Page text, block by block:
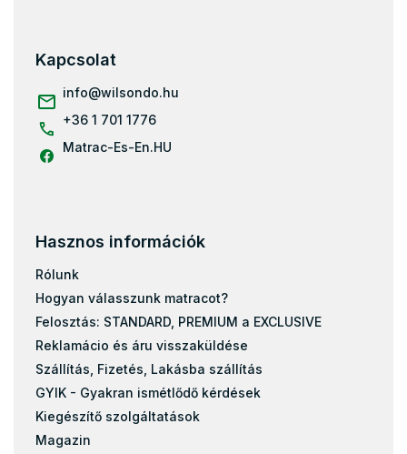
Kapcsolat
info@wilsondo.hu
+36 1 701 1776
Matrac-Es-En.HU
Hasznos információk
Rólunk
Hogyan válasszunk matracot?
Felosztás: STANDARD, PREMIUM a EXCLUSIVE
Reklamácio és áru visszaküldése
Szállítás, Fizetés, Lakásba szállítás
GYIK - Gyakran ismétlődő kérdések
Kiegészítő szolgáltatások
Magazin